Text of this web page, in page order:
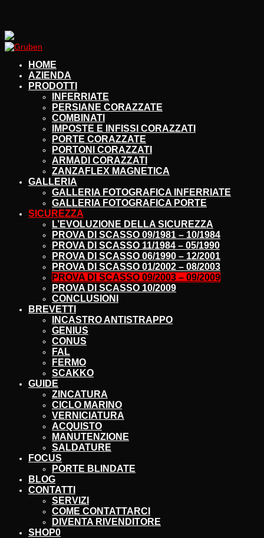
HOME
AZIENDA
PRODOTTI
INFERRIATE
PERSIANE CORAZZATE
COMBINATI
IMPOSTE E INFISSI CORAZZATI
PORTE CORAZZATE
PORTONI CORAZZATI
ARMADI CORAZZATI
ZANZAFLEX MAGNETICA
GALLERIA
GALLERIA FOTOGRAFICA INFERRIATE
GALLERIA FOTOGRAFICA PORTE
SICUREZZA
L’EVOLUZIONE DELLA SICUREZZA
PROVA DI SCASSO 09/1981 – 10/1984
PROVA DI SCASSO 11/1984 – 05/1990
PROVA DI SCASSO 06/1990 – 12/2001
PROVA DI SCASSO 01/2002 – 08/2003
PROVA DI SCASSO 09/2003 – 09/2009
PROVA DI SCASSO 10/2009
CONCLUSIONI
BREVETTI
INCASTRO ANTISTRAPPO
GENIUS
CONUS
FAL
FERMO
SCAKKO
GUIDE
ZINCATURA
CICLO MARINO
VERNICIATURA
ACQUISTO
MANUTENZIONE
SALDATURE
FOCUS
PORTE BLINDATE
BLOG
CONTATTI
SERVIZI
COME CONTATTARCI
DIVENTA RIVENDITORE
SHOP0